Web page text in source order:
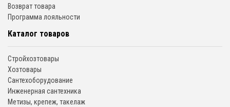
Возврат товара
Программа лояльности
Каталог товаров
Стройхозтовары
Хозтовары
Сантехоборудование
Инженерная сантехника
Метизы, крепеж, такелаж